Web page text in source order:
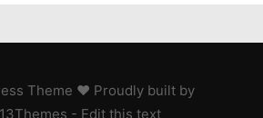
Theme ♥ Proudly built by
- Edit this text